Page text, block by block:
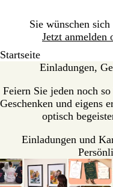
Sie wünschen
Jetzt anmelden
Galeriebild
1
Startseite
Einl­a­dung­en,
Feiern Sie jeden noch
Geschenken und eigens
optisch
Einladungen und